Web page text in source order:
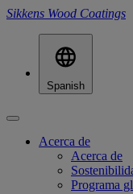
Sikkens Wood Coatings
Spanish
Acerca de
Acerca de
Programa